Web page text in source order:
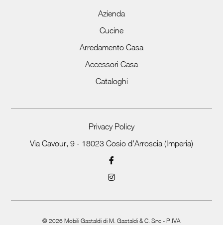
Azienda
Cucine
Arredamento Casa
Accessori Casa
Cataloghi
Privacy Policy
Via Cavour, 9 - 18023 Cosio d'Arroscia (Imperia)
© 2026 Mobili Gastaldi di M. Gastaldi & C. Snc - P.IVA